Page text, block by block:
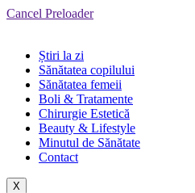
Cancel Preloader
Știri la zi
Sănătatea copilului
Sănătatea femeii
Boli & Tratamente
Chirurgie Estetică
Beauty & Lifestyle
Minutul de Sănătate
Contact
X